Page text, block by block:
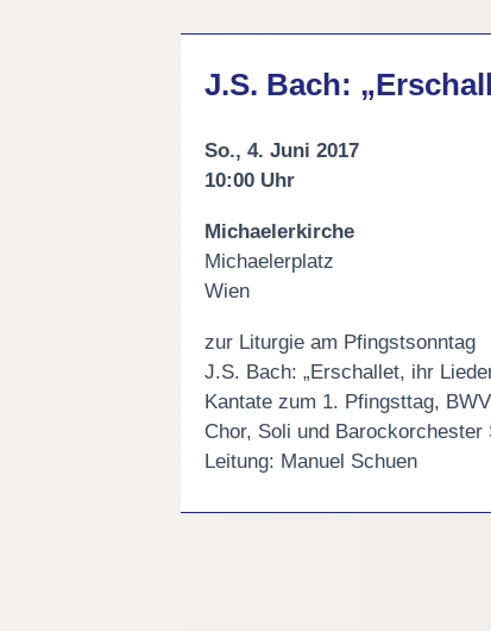
J.S. Bach:
So., 4. Juni 2017
10:00 Uhr
Michaelerkirche
Michaelerplatz
Wien
zur Liturgie am Pfingstsonntag
J.S. Bach: „Erschallet, ihr
Kantate zum 1. Pfingsttag,
Chor, Soli und Barockorchester
Leitung: Manuel Schuen